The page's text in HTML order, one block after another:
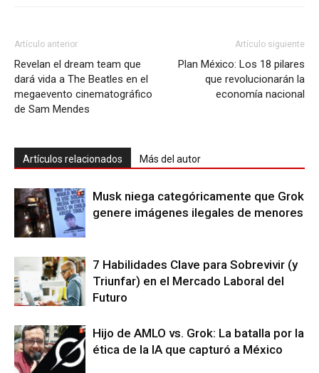
Artículo anterior
Revelan el dream team que
dará vida a The Beatles en el
megaevento cinematográfico
de Sam Mendes
Artículo siguiente
Plan México: Los 18 pilares
que revolucionarán la
economía nacional
Artículos relacionados Más del autor
Musk niega categóricamente que Grok
genere imágenes ilegales de menores
7 Habilidades Clave para Sobrevivir (y
Triunfar) en el Mercado Laboral del
Futuro
Hijo de AMLO vs. Grok: La batalla por la
ética de la IA que capturó a México